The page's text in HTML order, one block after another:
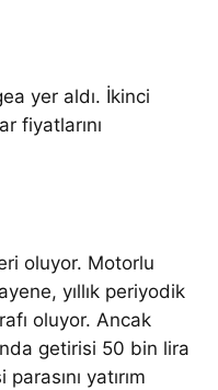
yer aldı. İkinci
fiyatlarını
oluyor. Motorlu
yıllık periyodik
oluyor. Ancak
getirisi 50 bin lira
yatırım